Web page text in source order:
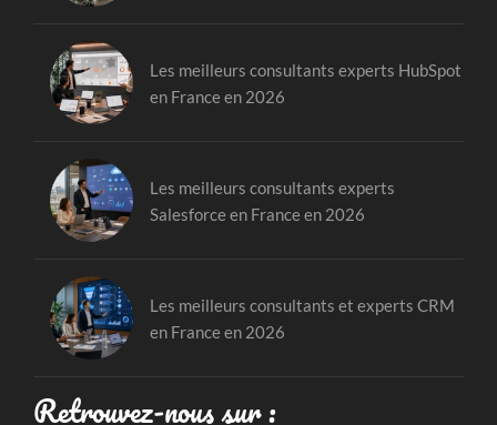
Les meilleurs consultants experts HubSpot
en France en 2026
Les meilleurs consultants experts
Salesforce en France en 2026
Les meilleurs consultants et experts CRM
en France en 2026
Retrouvez-nous sur :